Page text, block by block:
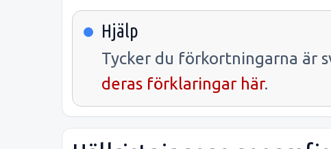
Hjälp
Tycker du förkortningarna är
deras förklaringar här.